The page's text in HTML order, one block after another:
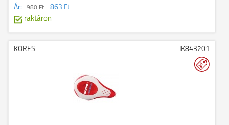
Ár: 980 Ft
863 Ft
raktáron
KORES IK843201